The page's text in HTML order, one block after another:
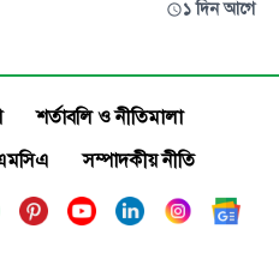
১ দিন আগে
শর্তাবলি ও নীতিমালা
সম্পাদকীয় নীতি